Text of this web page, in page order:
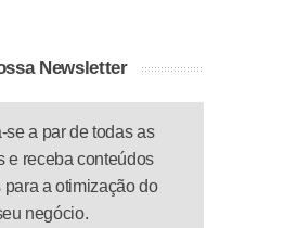
Newsletter
se a par de todas as
e receba conteúdos
para a otimização do
negócio.